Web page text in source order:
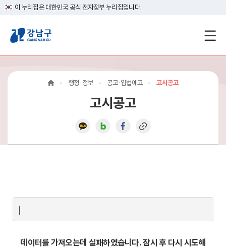
이 누리집은 대한민국 공식 전자정부 누리집입니다.
강
남
구
인
이
동
행정·정보 공고·입법예고 고시공고
고시공고
데이터를 가져오는데 실패하였습니다. 잠시 후 다시 시도해